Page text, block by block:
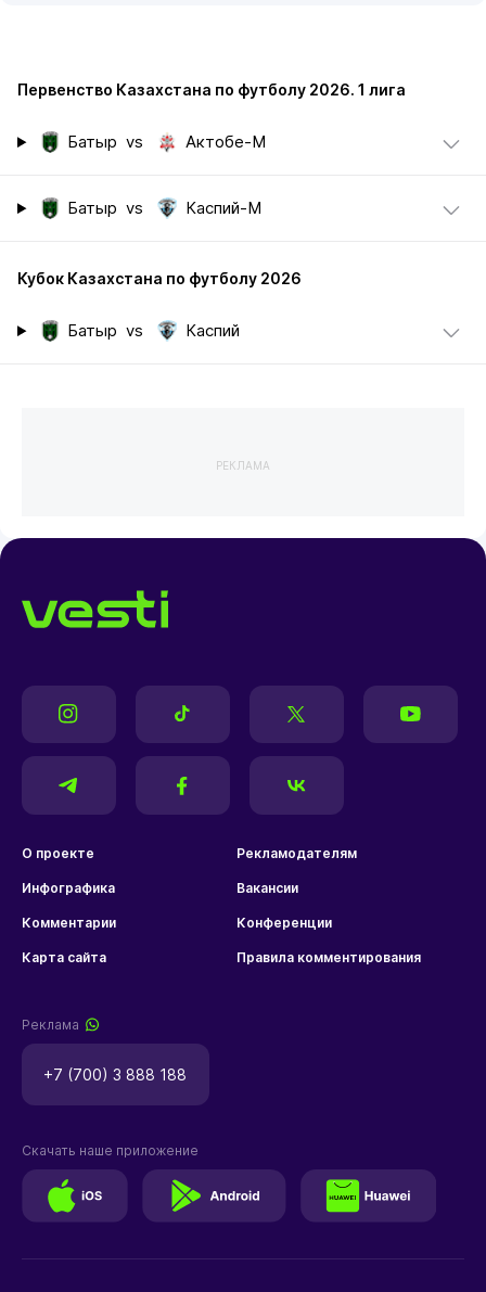
Первенство Казахстана по футболу 2026. 1 лига
Батыр vs Актобе-М
Батыр vs Каспий-М
Кубок Казахстана по футболу 2026
Батыр vs Каспий
РЕКЛАМА
О проекте Рекламодателям
Инфографика Вакансии
Комментарии Конференции
Карта сайта Правила комментирования
Реклама
+7 (700) 3 888 188
Скачать наше приложение